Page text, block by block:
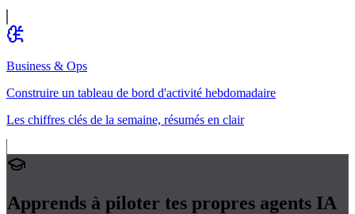
Business & Ops
Construire un tableau de bord d'activité hebdomadaire
Les chiffres clés de la semaine, résumés en clair
Apprends à piloter tes propres agents IA